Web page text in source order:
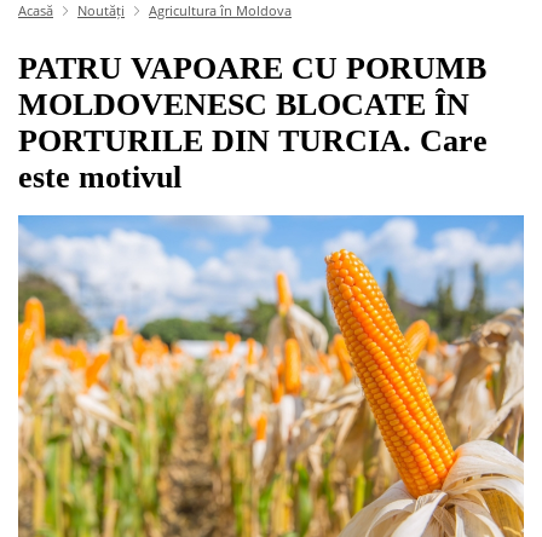
Acasă Noutăți Agricultura în Moldova
PATRU VAPOARE CU PORUMB
MOLDOVENESC BLOCATE ÎN
PORTURILE DIN TURCIA. Care
este motivul